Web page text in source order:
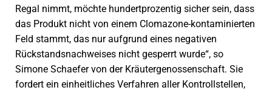
Regal nimmt, möchte hundertprozentig sicher sein, dass
das Produkt nicht von einem Clomazone-kontaminierten
Feld stammt, das nur aufgrund eines negativen
Rückstandsnachweises nicht gesperrt wurde“, so
Simone Schaefer von der Kräutergenossenschaft. Sie
fordert ein einheitliches Verfahren aller Kontrollstellen,